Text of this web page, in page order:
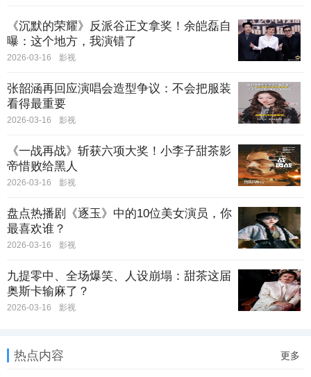
《沉默的荣耀》反派谷正文拿奖！余皑磊自
曝：这个地方，我演错了
2026-03-16 影视
张韶涵再回应演唱会造型争议：不会把服装
看得最重要
2026-03-16 影视
《一战再战》斩获六项大奖！小李子甜茶影
帝惜败给黑人
2026-03-16 影视
盘点热播剧《逐玉》中的10位美女演员，你
最喜欢谁？
2026-03-16 影视
九提零中、全场爆笑、人设崩塌：甜茶这届
奥斯卡输麻了？
2026-03-16 影视
热点内容 更多